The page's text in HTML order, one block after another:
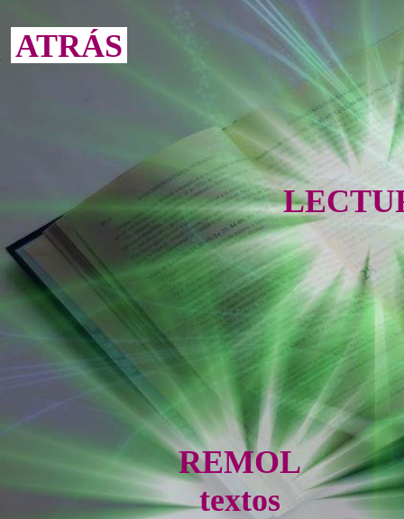
REMOL
textos
ATRÁS